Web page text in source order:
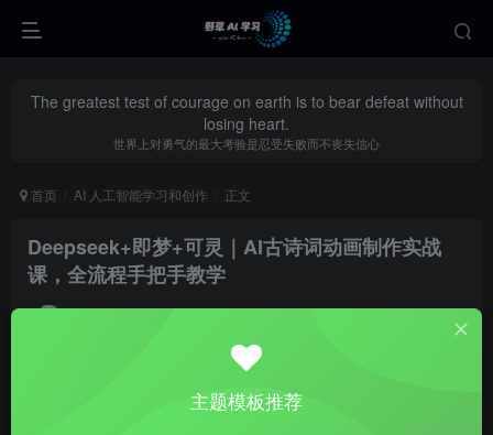
The greatest test of courage on earth is to bear defeat without
losing heart.
世界上对勇气的最大考验是忍受失败而不丧失信心
首页 AI 人工智能学习和创作 正文
Deepseek+即梦+可灵｜AI古诗词动画制作实战
课，全流程手把手教学
私信
主题模板推荐